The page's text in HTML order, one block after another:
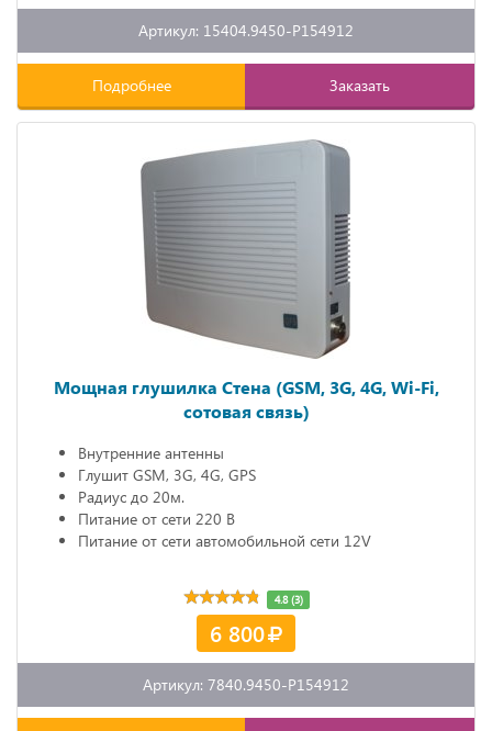
Артикул: 15404.9450-P154912
Подробнее Заказать
Мощная глушилка Стена (GSM, 3G, 4G, Wi-Fi,
сотовая связь)
Внутренние антенны
Глушит GSM, 3G, 4G, GPS
Радиус до 20м.
Питание от сети 220 В
Питание от сети автомобильной сети 12V
4.8 (3)
6 800
Артикул: 7840.9450-P154912